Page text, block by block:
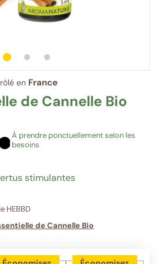
1sur 3 2sur 3 3sur 3
en France
de Cannelle Bio
À prendre ponctuellement selon les
besoins
stimulantes
HEBBD
de Cannelle Bio